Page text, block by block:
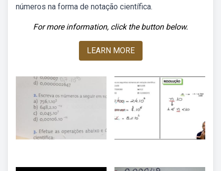
números na forma de notação científica.
For more information, click the button below.
LEARN MORE